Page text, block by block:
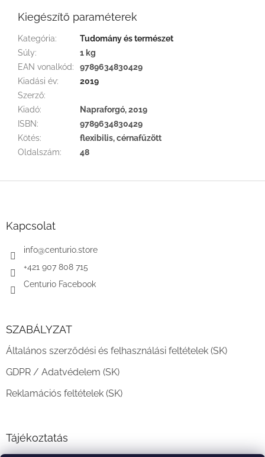
Kiegészítő paraméterek
Kategória:
Tudomány és természet
Súly:
1 kg
EAN vonalkód:
9789634830429
Kiadási év:
2019
Szerző:
Kiadó:
Napraforgó, 2019
ISBN:
9789634830429
Kötés:
flexibilis, cérnafűzött
Oldalszám: 48
Kapcsolat
info@centurio.store
+421 907 808 715
Centurio Facebook
SZABÁLYZAT
Általános szerződési és felhasználási feltételek (SK)
GDPR / Adatvédelem (SK)
Reklamációs feltételek (SK)
Tájékoztatás